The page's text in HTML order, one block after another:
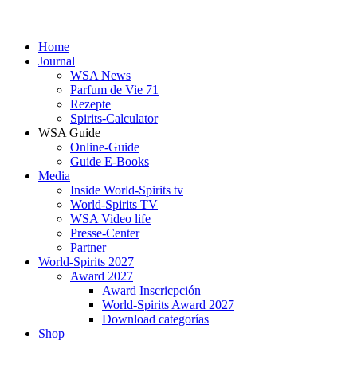
Home
Journal
WSA News
Parfum de Vie 71
Rezepte
Spirits-Calculator
WSA Guide
Online-Guide
Guide E-Books
Media
Inside World-Spirits tv
World-Spirits TV
WSA Video life
Presse-Center
Partner
World-Spirits 2027
Award 2027
Award Inscricpción
World-Spirits Award 2027
Download categorías
Shop